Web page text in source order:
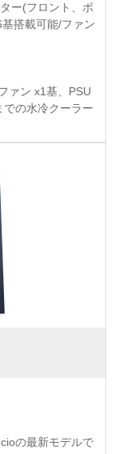
ー(フロント、ボ
搭載可能/ファン
ァン x1基、PSU
での水冷クーラー
の最新モデルで